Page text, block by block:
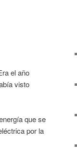
el año
visto
que se
por la